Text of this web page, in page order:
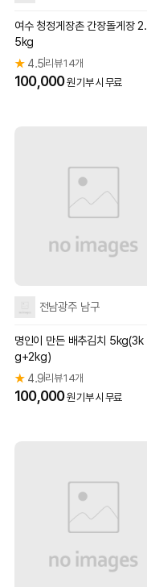
여수 청정게장촌 간장돌게장 2.
5kg
★4.5 리뷰 14개
100,000원 기부 시 무료
전남광주 남구
명인이 만든 배추김치 5kg(3k
g+2kg)
★4.9 리뷰 14개
100,000원 기부 시 무료